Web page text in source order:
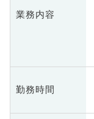
業務内容
勤務時間